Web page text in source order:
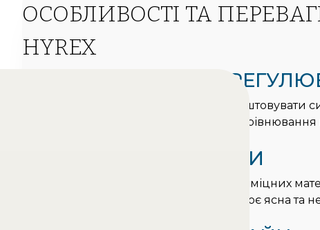
ОСОБЛИВОСТІ ТА
HYREX
ІНДИВІДУАЛЬНА
Апарат Hyrex дозволяє точно налаштовувати
зуби, що забезпечує ефективне вирівнювання
СУЧАСНІ МАТЕРІАЛИ
Виготовлений з гіпоалергенних та міцних
комфортний у носінні, не подразнює ясна та